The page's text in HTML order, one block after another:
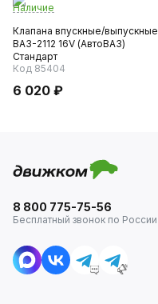
Наличие
Клапана впускные/выпускные
ВАЗ-2112 16V (АвтоВАЗ)
Стандарт
Код 85404
6 020 ₽
8 800 775-75-56
Бесплатный звонок по России